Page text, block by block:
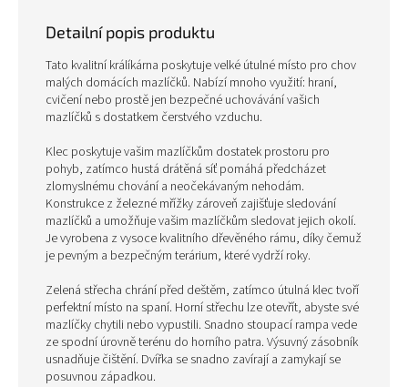
Detailní popis produktu
Tato kvalitní králíkárna poskytuje velké útulné místo pro chov
malých domácích mazlíčků. Nabízí mnoho využití: hraní,
cvičení nebo prostě jen bezpečné uchovávání vašich
mazlíčků s dostatkem čerstvého vzduchu.
Klec poskytuje vašim mazlíčkům dostatek prostoru pro
pohyb, zatímco hustá drátěná síť pomáhá předcházet
zlomyslnému chování a neočekávaným nehodám.
Konstrukce z železné mřížky zároveň zajišťuje sledování
mazlíčků a umožňuje vašim mazlíčkům sledovat jejich okolí.
Je vyrobena z vysoce kvalitního dřevěného rámu, díky čemuž
je pevným a bezpečným terárium, které vydrží roky.
Zelená střecha chrání před deštěm, zatímco útulná klec tvoří
perfektní místo na spaní. Horní střechu lze otevřít, abyste své
mazlíčky chytili nebo vypustili. Snadno stoupací rampa vede
ze spodní úrovně terénu do horního patra. Výsuvný zásobník
usnadňuje čištění. Dvířka se snadno zavírají a zamykají se
posuvnou západkou.